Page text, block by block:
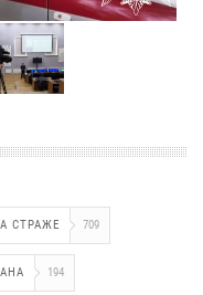
СТРАЖЕ 709
194